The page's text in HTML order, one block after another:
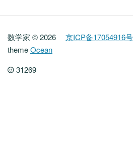
数学家 © 2026 京ICP备17054916号
themeOcean
31269